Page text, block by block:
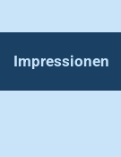
Impressionen